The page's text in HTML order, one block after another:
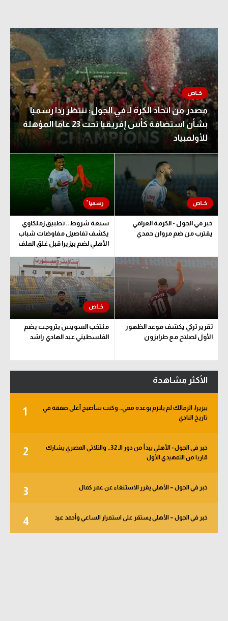
مصدر من اتحاد الكرة لـ في الجول: ننتظر ردا رسميا
بشأن استضافة كأس إفريقيا تحت 23 عاما المؤهلة
للأولمبياد
خبر في الجول - الكرمة العراقي
يقترب من ضم مروان حمدي
سبعة شروط.. تطبيق زملكاوي
يكشف تفاصيل مفاوضات شباب
الأهلي لضم بيزيرا قبل غلق الملف
تقرير تركي يكشف موعد الظهور
الأول لصلاح مع طرابزون
منتخب السويس بتروجت يضم
الفلسطيني عبد الهادي راشد
الأكثر مشاهدة
1
بيزيرا: الزمالك لم يلتزم بوعده معي.. وكنت سأصبح أغلى صفقة في
تاريخ النادي
2
خبر في الجول - الأهلي يبدأ من دور الـ 32.. والثلاثي المصري يشارك
قاريا من التمهيدي الأول
3 خبر في الجول – الأهلي يقرر الاستنغاء عن عمر كمال
4 خبر في الجول – الأهلي يستقر على استمرار الساعي وأحمد عيد